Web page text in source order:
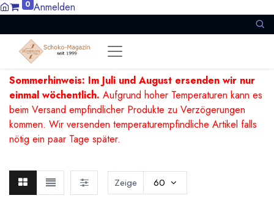
0 Anmelden
Sommerhinweis: Im Juli und August ersenden wir nur
einmal wöchentlich. Aufgrund hoher Temperaturen kann es
beim Versand empfindlicher Produkte zu Verzögerungen
kommen. Wir versenden temperaturempfindliche Artikel falls
nötig ein paar Tage später.
Zeige 60